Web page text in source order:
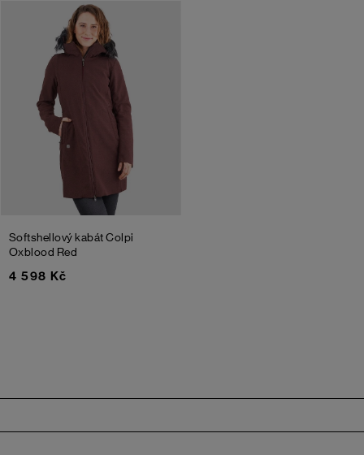
Softshellový kabát Colpi
Oxblood Red
4 598 Kč